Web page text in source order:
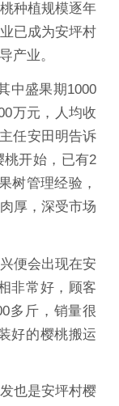
种植规模逐年
已成为安坪村
产业。
中盛果期1000
万元，人均收
任安田明告诉
桃开始，已有2
树管理经验，
厚，深受市场
便会出现在安
非常好，顾客
多斤，销量很
好的樱桃搬运
也是安坪村樱